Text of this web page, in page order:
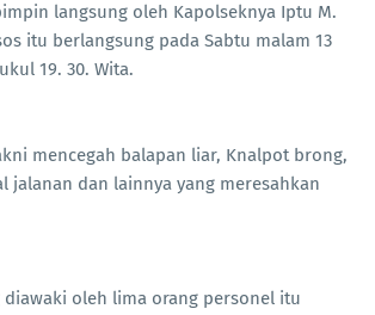
langsung oleh Kapolseknya Iptu M.
itu berlangsung pada Sabtu malam 13
19. 30. Wita.
mencegah balapan liar, Knalpot brong,
jalanan dan lainnya yang meresahkan
oleh lima orang personel itu